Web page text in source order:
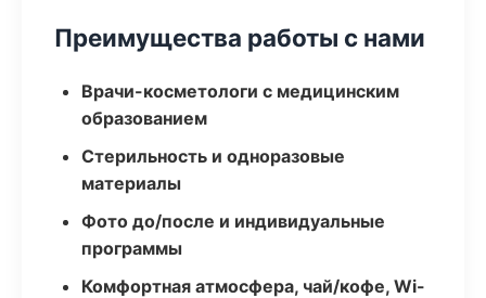
Преимущества работы с нами
Врачи-косметологи с медицинским
образованием
Стерильность и одноразовые
материалы
Фото до/после и индивидуальные
программы
Комфортная атмосфера, чай/кофе, Wi-